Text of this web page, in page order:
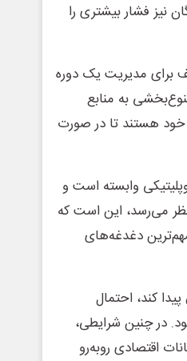
نیز فشار بیشتری را
برای مدیریت یک دوره
به منابع
خود هستند تا در صورت
وابسته است و
می‌رسد، این است که
دغدغه‌های
کند، احتمال
در چنین شرایطی،
اقتصادی روبه‌رو